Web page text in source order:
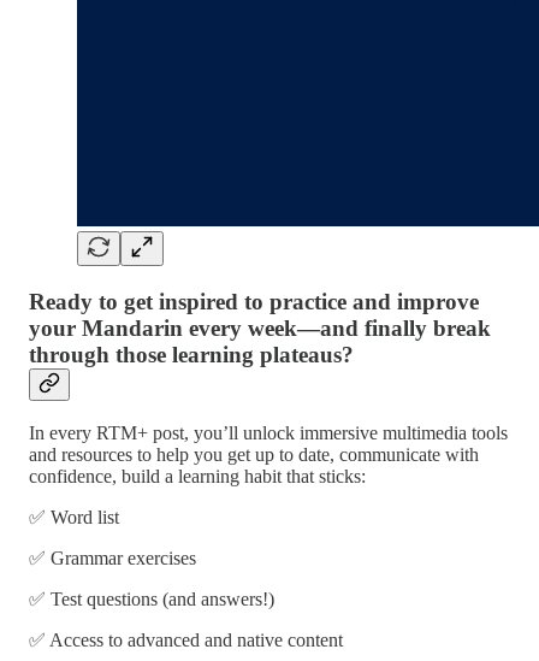
Ready to get inspired to practice and improve
your Mandarin every week—and finally break
through those learning plateaus?
In every RTM+ post, you’ll unlock immersive multimedia tools
and resources to help you get up to date, communicate with
confidence, build a learning habit that sticks:
✅ Word list
✅ Grammar exercises
✅ Test questions (and answers!)
✅ Access to advanced and native content